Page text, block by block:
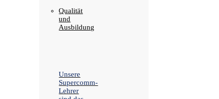
Qualität
und
Ausbildung
Unsere
Supercomm-
Lehrer